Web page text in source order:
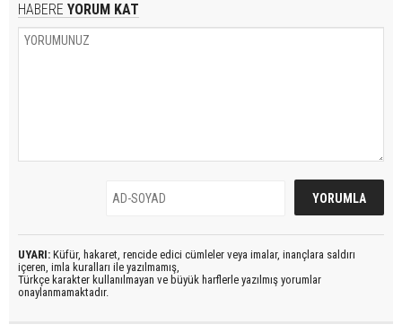
HABERE YORUM KAT
UYARI: Küfür, hakaret, rencide edici cümleler veya imalar, inançlara saldırı
içeren, imla kuralları ile yazılmamış,
Türkçe karakter kullanılmayan ve büyük harflerle yazılmış yorumlar
onaylanmamaktadır.